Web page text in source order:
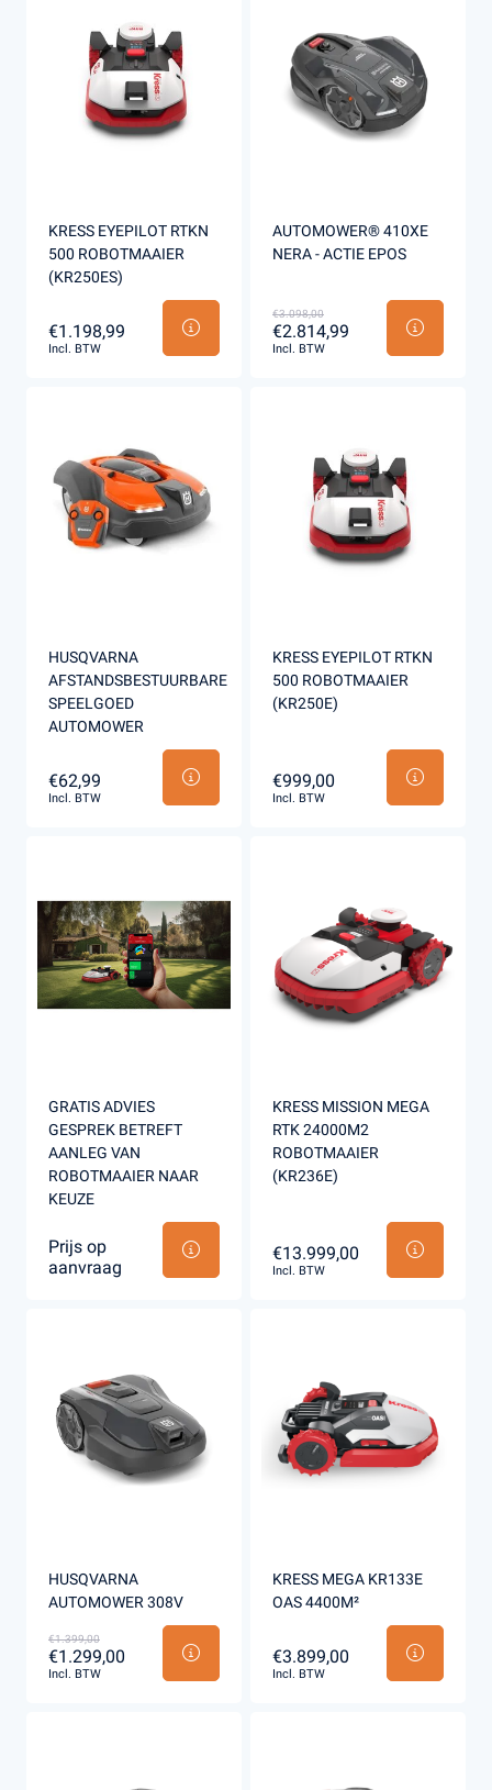
KRESS EYEPILOT RTKN
500 ROBOTMAAIER
(KR250ES)
€1.198,99
Incl. BTW
AUTOMOWER® 410XE
NERA - ACTIE EPOS
€3.098,00
€2.814,99
Incl. BTW
HUSQVARNA
AFSTANDSBESTUURBARE
SPEELGOED
AUTOMOWER
€62,99
Incl. BTW
KRESS EYEPILOT RTKN
500 ROBOTMAAIER
(KR250E)
€999,00
Incl. BTW
GRATIS ADVIES
GESPREK BETREFT
AANLEG VAN
ROBOTMAAIER NAAR
KEUZE
Prijs op
aanvraag
KRESS MISSION MEGA
RTK 24000M2
ROBOTMAAIER
(KR236E)
€13.999,00
Incl. BTW
HUSQVARNA
AUTOMOWER 308V
€1.399,00
€1.299,00
Incl. BTW
KRESS MEGA KR133E
OAS 4400M²
€3.899,00
Incl. BTW